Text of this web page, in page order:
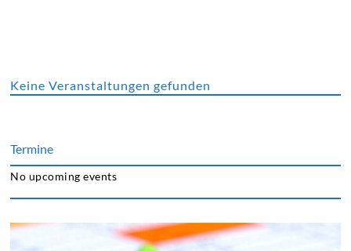
Keine Veranstaltungen gefunden
Termine
No upcoming events